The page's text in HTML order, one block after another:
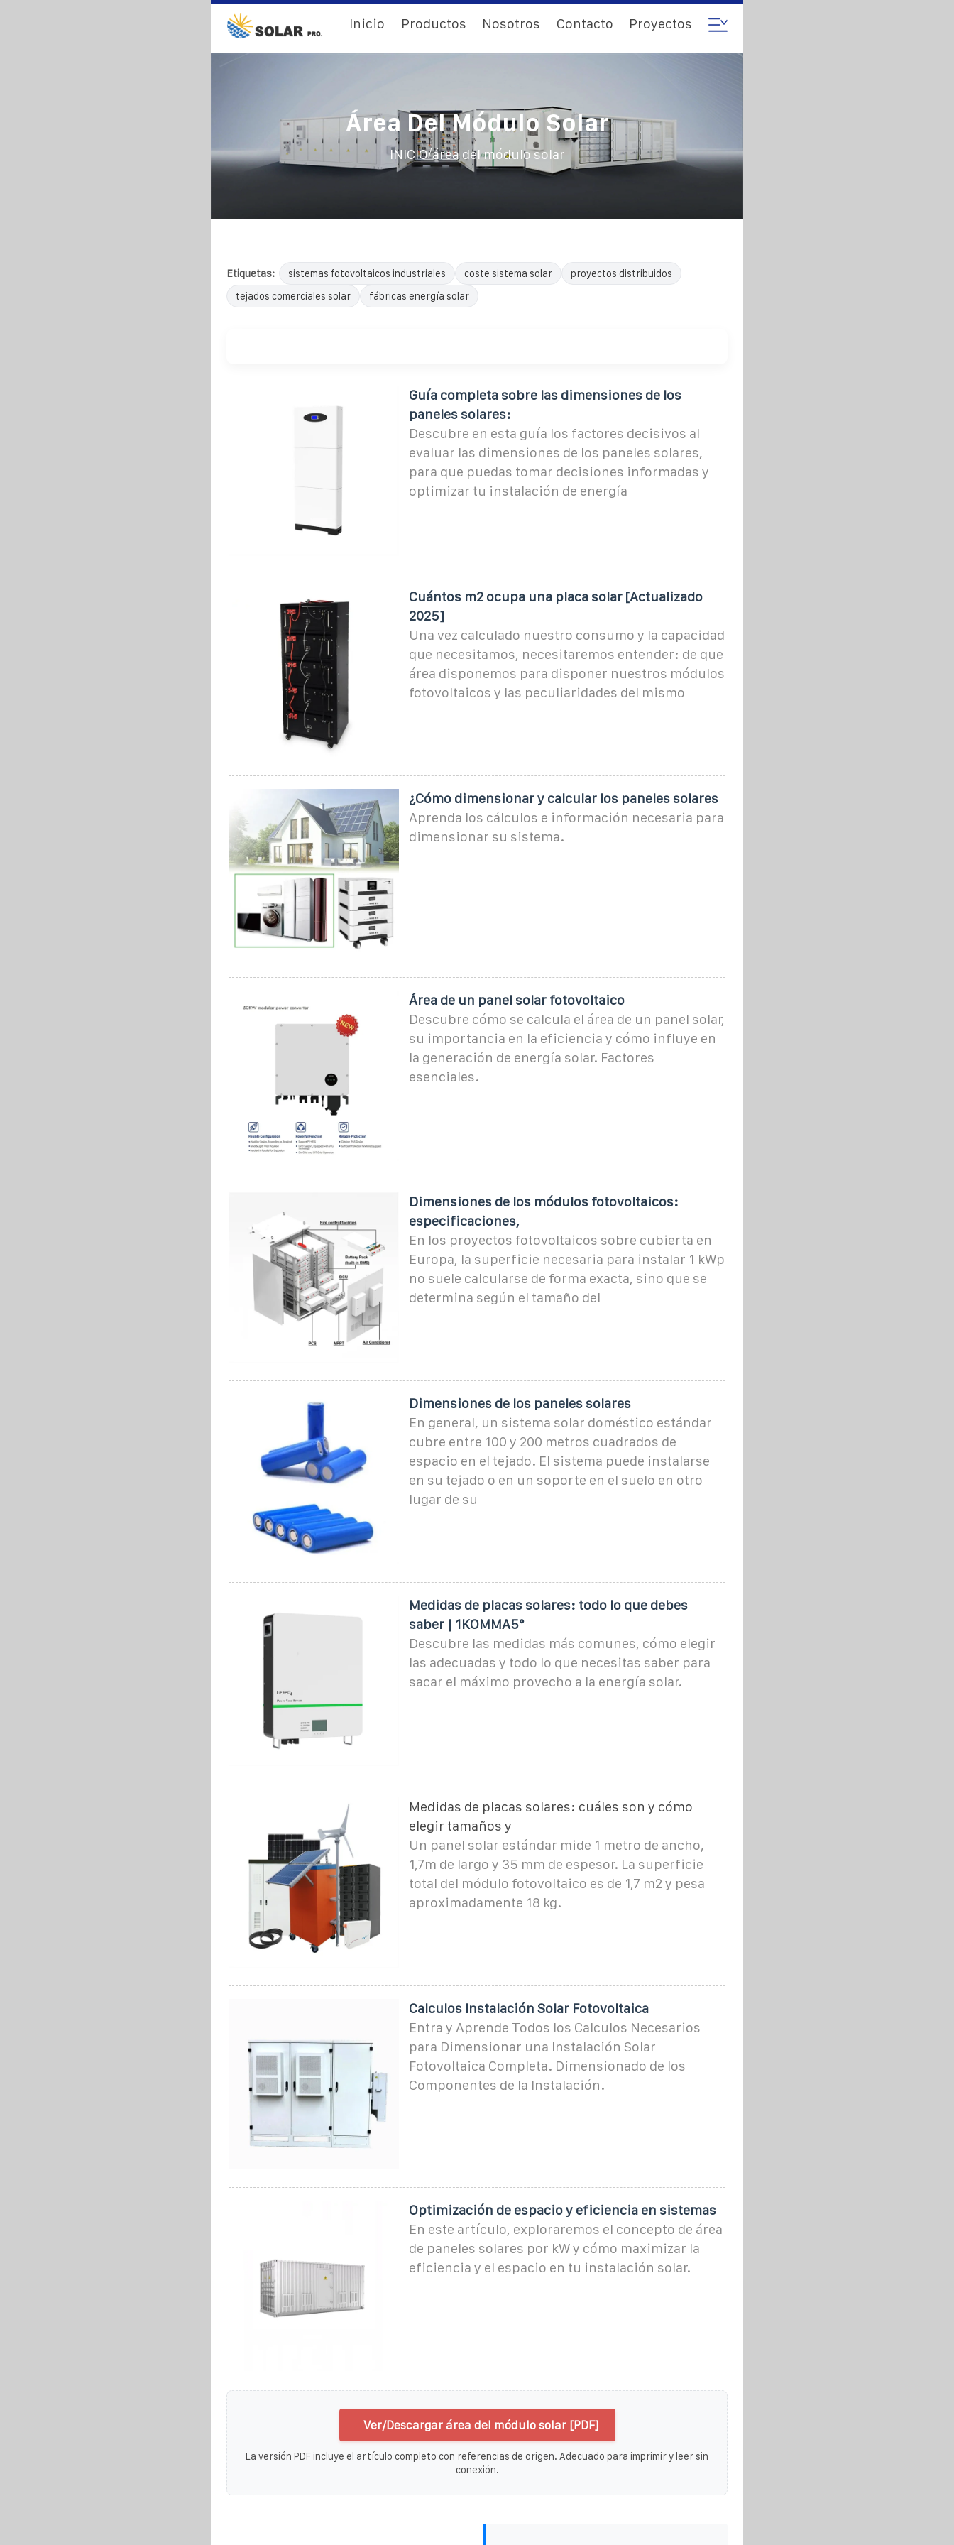
Inicio Productos Nosotros Contacto Proyectos
Área Del Módulo Solar
INICIO/área del módulo solar
Etiquetas: sistemas fotovoltaicos industriales coste sistema solar
proyectos distribuidos
tejados comerciales solar
fábricas energía solar
Guía completa sobre las dimensiones de los
paneles solares:
Descubre en esta guía los factores decisivos al
evaluar las dimensiones de los paneles solares,
para que puedas tomar decisiones informadas y
optimizar tu instalación de energía
Cuántos m2 ocupa una placa solar [Actualizado
2025]
Una vez calculado nuestro consumo y la capacidad
que necesitamos, necesitaremos entender: de que
área disponemos para disponer nuestros módulos
fotovoltaicos y las peculiaridades del mismo
¿Cómo dimensionar y calcular los paneles solares
Aprenda los cálculos e información necesaria para
dimensionar su sistema.
Área de un panel solar fotovoltaico
Descubre cómo se calcula el área de un panel solar,
su importancia en la eficiencia y cómo influye en
la generación de energía solar. Factores
esenciales.
Dimensiones de los módulos fotovoltaicos:
especificaciones,
En los proyectos fotovoltaicos sobre cubierta en
Europa, la superficie necesaria para instalar 1 kWp
no suele calcularse de forma exacta, sino que se
determina según el tamaño del
Dimensiones de los paneles solares
En general, un sistema solar doméstico estándar
cubre entre 100 y 200 metros cuadrados de
espacio en el tejado. El sistema puede instalarse
en su tejado o en un soporte en el suelo en otro
lugar de su
Medidas de placas solares: todo lo que debes
saber | 1KOMMA5°
Descubre las medidas más comunes, cómo elegir
las adecuadas y todo lo que necesitas saber para
sacar el máximo provecho a la energía solar.
Medidas de placas solares: cuáles son y cómo
elegir tamaños y
Un panel solar estándar mide 1 metro de ancho,
1,7m de largo y 35 mm de espesor. La superficie
total del módulo fotovoltaico es de 1,7 m2 y pesa
aproximadamente 18 kg.
Calculos Instalación Solar Fotovoltaica
Entra y Aprende Todos los Calculos Necesarios
para Dimensionar una Instalación Solar
Fotovoltaica Completa. Dimensionado de los
Componentes de la Instalación.
Optimización de espacio y eficiencia en sistemas
En este artículo, exploraremos el concepto de área
de paneles solares por kW y cómo maximizar la
eficiencia y el espacio en tu instalación solar.
Ver/Descargar área del módulo solar [PDF]
La versión PDF incluye el artículo completo con referencias de origen. Adecuado para imprimir y leer sin
conexión.